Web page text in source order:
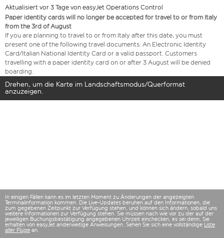
Aktualisiert vor 3 Tage von easyJet Operations Control
Paper identity cards will no longer be accepted for travel to or from Italy
from the 3rd of August
If you are planning to travel to or from Italy after this date, you must
present one of the following travel documents: An Electronic Identity
Card/Italian National Identity Card or a valid passport. Customers
travelling with a paper identity card on or after 3 August will be denied
boarding.
Drehen, um die Karte im Landschaftsmodus/Querformat
anzuzeigen.
In einigen Fällen kann es im letzten Moment zu Änderungen der angezeigten
Terminalinformation kommen. Die Live-Updates beruhen auf den Informationen, die
zum gegebenen Zeitpunkt zur Verfügung stehen, und können sich ändern, sobald uns
weitere Informationen zur Verfügung stehen. Sie müssen nach wie vor zu der auf der
jeweiligen Buchungsbestätigung angegebenen Uhrzeit einchecken, es sei denn, Sie
erhalten von easyJet anderweitige Anweisungen. Sehen Sie sich eine vollständige Liste
aller Flüge an.